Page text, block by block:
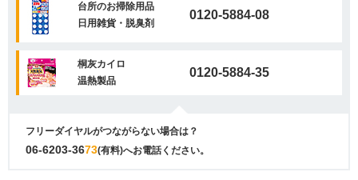
台所のお掃除用品
日用雑貨・脱臭剤
0120-5884-08
桐灰カイロ
温熱製品
0120-5884-35
フリーダイヤルがつながらない場合は？
06-6203-3673(有料)へお電話ください。